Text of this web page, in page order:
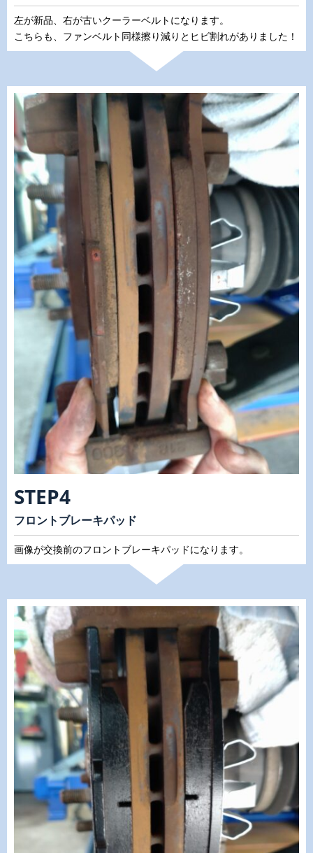
左が新品、右が古いクーラーベルトになります。
こちらも、ファンベルト同様擦り減りとヒビ割れがありました！
STEP4
フロントブレーキパッド
画像が交換前のフロントブレーキパッドになります。